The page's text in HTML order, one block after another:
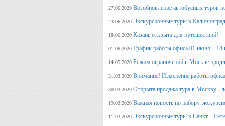
27.06.2020 Возобновление автобусных туров
23.06.2020 Экскурсионные туры в
18.06.2020 Казань открыта для путешествий!
01.06.2020 График работы офиса 01 июня – 14
14.05.2020 Режим ограничений в Москве
31.03.2020 Внимание! Изменение работы
30.03.2020 Открыта продажа тура в Москву -
19.03.2020 Важная новость по набору
11.03.2020 Экскурсионные туры в Санкт –